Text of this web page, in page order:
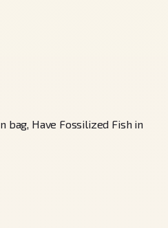
bag, Have Fossilized Fish in